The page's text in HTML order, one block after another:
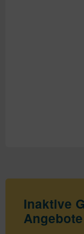
Inaktive
Angebote